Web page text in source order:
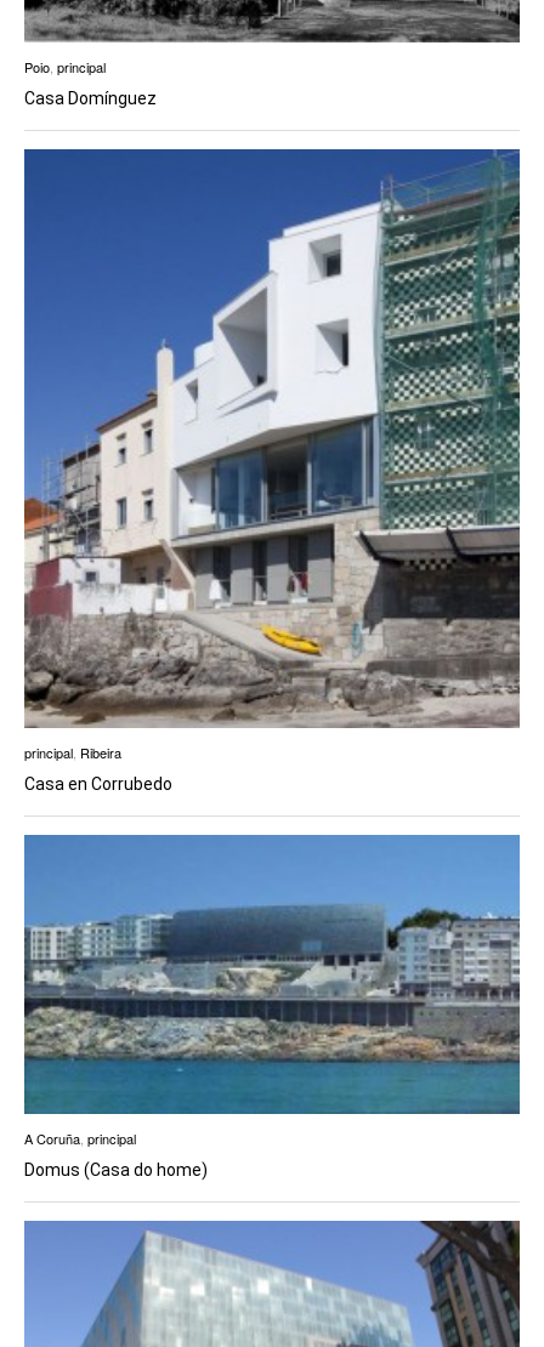
Poio, principal
Casa Domínguez
principal Ribeira
Casa en Corrubedo
A Coruña principal
Domus (Casa do home)